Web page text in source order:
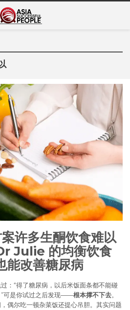
许多生酮饮食难以
Julie 的均衡饮食
能改善糖尿病
：“得了糖尿病，以后米饭面条都不能碰
”可是你试过之后发现——根本撑不下去。
偶尔吃一顿杂菜饭还提心吊胆。其实问题